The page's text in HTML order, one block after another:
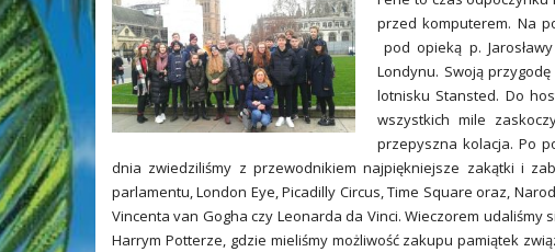
przed komputerem. Na
pod opieką p.
Londynu. Swoją
lotnisku Stansted. Do
wszystkich mile
przepyszna kolacja. Po
dnia zwiedziliśmy z przewodnikiem najpiękniejsze zakątki i
parlamentu, London Eye, Picadilly Circus, Time Square oraz,
Vincenta van Gogha czy Leonarda da Vinci. Wieczorem udaliśmy
Harrym Potterze, gdzie mieliśmy możliwość zakupu pamiątek